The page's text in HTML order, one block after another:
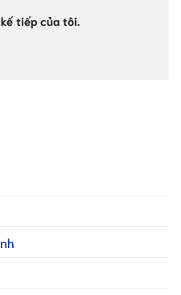
tiếp của tôi.